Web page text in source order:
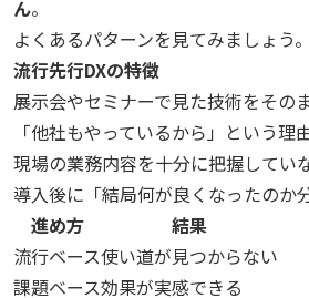
ん。
よくあるパターンを見てみましょう。
流行先行DXの特徴
展示会やセミナーで見た技術をその
「他社もやっているから」という理
現場の業務内容を十分に把握してい
導入後に「結局何が良くなったのか
進め方
結果
流行ベース使い道が見つからない
課題ベース効果が実感できる